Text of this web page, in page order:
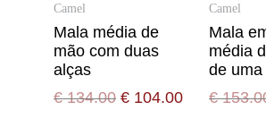
Camel
Mala média de
mão com duas
alças
€134.00 € 104.00
Camel
Mala
média
de uma
€